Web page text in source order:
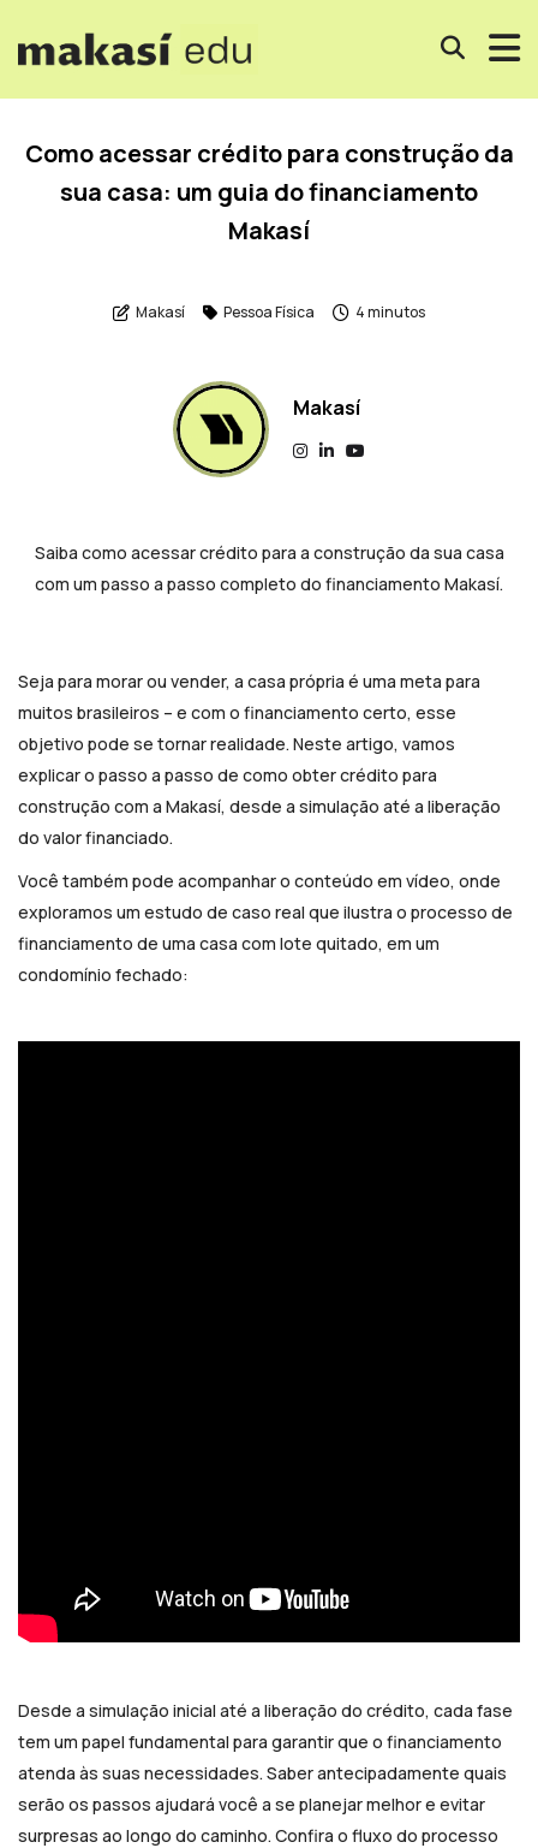
Como acessar crédito para construção da
sua casa: um guia do financiamento
Makasí
Makasí Pessoa Física 4 minutos
Makasí
Saiba como acessar crédito para a construção da sua casa
com um passo a passo completo do financiamento Makasí.
Seja para morar ou vender, a casa própria é uma meta para
muitos brasileiros – e com o financiamento certo, esse
objetivo pode se tornar realidade. Neste artigo, vamos
explicar o passo a passo de como obter crédito para
construção com a Makasí, desde a simulação até a liberação
do valor financiado.
Você também pode acompanhar o conteúdo em vídeo, onde
exploramos um estudo de caso real que ilustra o processo de
financiamento de uma casa com lote quitado, em um
condomínio fechado:
Desde a simulação inicial até a liberação do crédito, cada fase
tem um papel fundamental para garantir que o financiamento
atenda às suas necessidades. Saber antecipadamente quais
serão os passos ajudará você a se planejar melhor e evitar
surpresas ao longo do caminho. Confira o fluxo do processo